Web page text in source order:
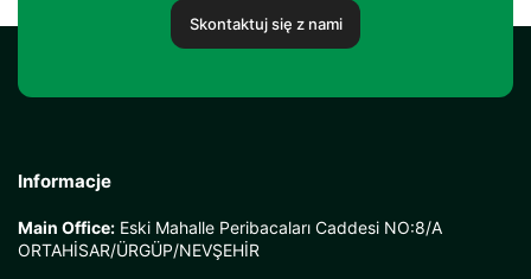
Skontaktuj się z nami
Informacje
Main Office: Eski Mahalle Peribacaları Caddesi NO:8/A
ORTAHİSAR/ÜRGÜP/NEVŞEHİR